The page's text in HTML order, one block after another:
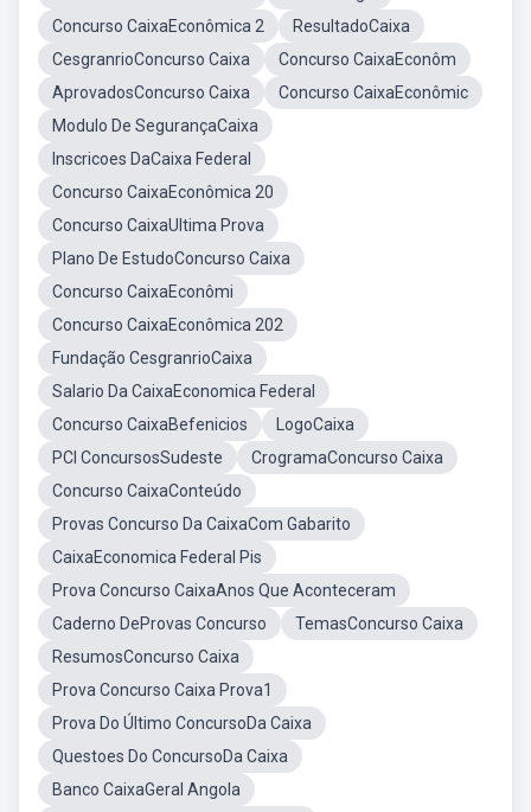
Concurso CaixaEconômica 2
ResultadoCaixa
CesgranrioConcurso Caixa
Concurso CaixaEconôm
AprovadosConcurso Caixa
Concurso CaixaEconômic
Modulo De SegurançaCaixa
Inscricoes DaCaixa Federal
Concurso CaixaEconômica 20
Concurso CaixaUltima Prova
Plano De EstudoConcurso Caixa
Concurso CaixaEconômi
Concurso CaixaEconômica 202
Fundação CesgranrioCaixa
Salario Da CaixaEconomica Federal
Concurso CaixaBefenicios
LogoCaixa
PCI ConcursosSudeste
CrogramaConcurso Caixa
Concurso CaixaConteúdo
Provas Concurso Da CaixaCom Gabarito
CaixaEconomica Federal Pis
Prova Concurso CaixaAnos Que Aconteceram
Caderno DeProvas Concurso
TemasConcurso Caixa
ResumosConcurso Caixa
Prova Concurso Caixa Prova1
Prova Do Último ConcursoDa Caixa
Questoes Do ConcursoDa Caixa
Banco CaixaGeral Angola